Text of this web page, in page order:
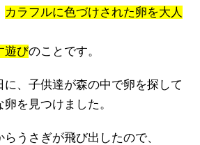
カラフルに色づけされた卵を大人
遊びのことです。
に、子供達が森の中で卵を探して
を見つけました。
うさぎが飛び出したので、